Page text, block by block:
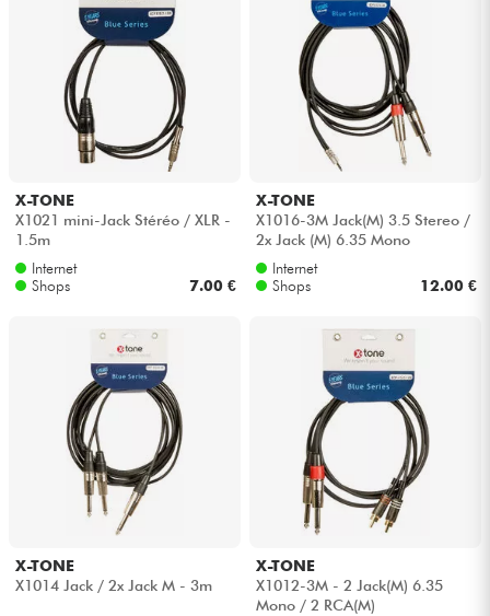
X-TONE
X1021 mini-Jack Stéréo / XLR -
1.5m
Internet
Shops
7.00 €
X-TONE
X1016-3M Jack(M) 3.5 Stereo /
2x Jack (M) 6.35 Mono
Internet
Shops
12.00 €
X-TONE
X1014 Jack / 2x Jack M - 3m
X-TONE
X1012-3M - 2 Jack(M) 6.35
Mono / 2 RCA(M)